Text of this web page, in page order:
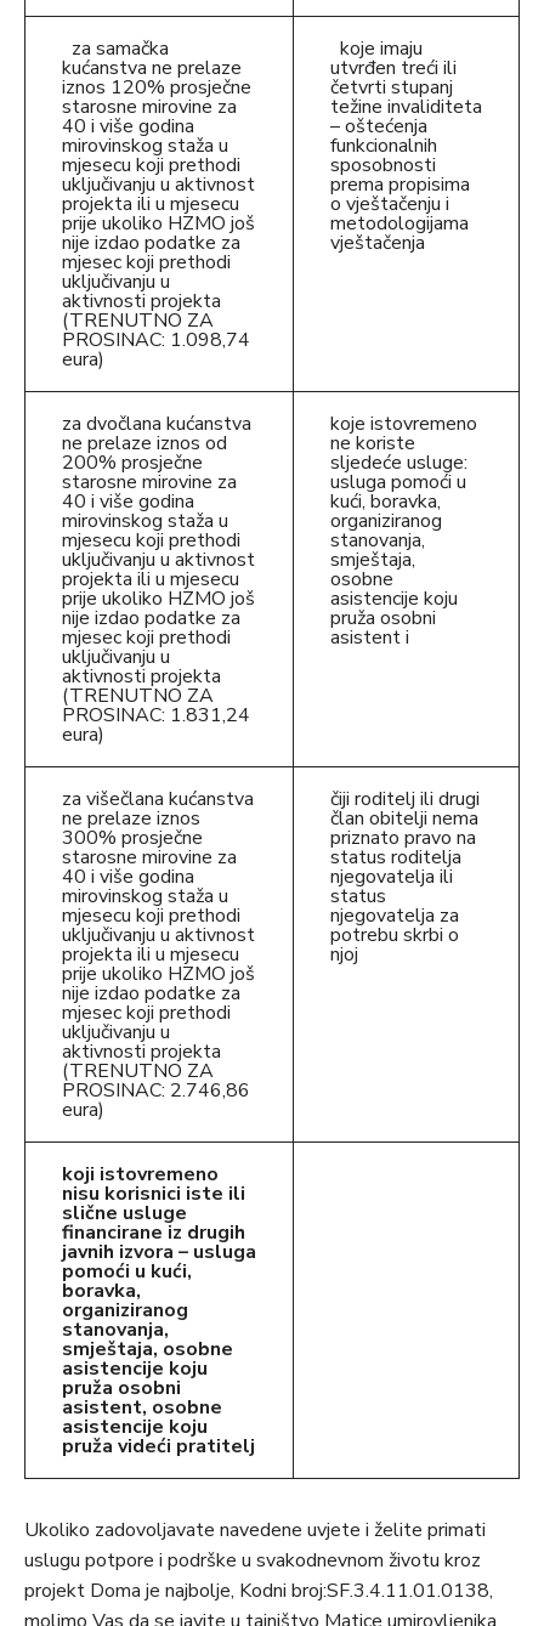
za samačka
kućanstva ne prelaze
iznos 120% prosječne
starosne mirovine za
40 i više godina
mirovinskog staža u
mjesecu koji prethodi
uključivanju u aktivnost
projekta ili u mjesecu
prije ukoliko HZMO još
nije izdao podatke za
mjesec koji prethodi
uključivanju u
aktivnosti projekta
(TRENUTNO ZA
PROSINAC: 1.098,74
eura)
koje imaju
utvrđen treći ili
četvrti stupanj
težine invaliditeta
– oštećenja
funkcionalnih
sposobnosti
prema propisima
o vještačenju i
metodologijama
vještačenja
za dvočlana kućanstva
ne prelaze iznos od
200% prosječne
starosne mirovine za
40 i više godina
mirovinskog staža u
mjesecu koji prethodi
uključivanju u aktivnost
projekta ili u mjesecu
prije ukoliko HZMO još
nije izdao podatke za
mjesec koji prethodi
uključivanju u
aktivnosti projekta
(TRENUTNO ZA
PROSINAC: 1.831,24
eura)
koje istovremeno
ne koriste
sljedeće usluge:
usluga pomoći u
kući, boravka,
organiziranog
stanovanja,
smještaja,
osobne
asistencije koju
pruža osobni
asistent i
za višečlana kućanstva
ne prelaze iznos
300% prosječne
starosne mirovine za
40 i više godina
mirovinskog staža u
mjesecu koji prethodi
uključivanju u aktivnost
projekta ili u mjesecu
prije ukoliko HZMO još
nije izdao podatke za
mjesec koji prethodi
uključivanju u
aktivnosti projekta
(TRENUTNO ZA
PROSINAC: 2.746,86
eura)
čiji roditelj ili drugi
član obitelji nema
priznato pravo na
status roditelja
njegovatelja ili
status
njegovatelja za
potrebu skrbi o
njoj
koji istovremeno
nisu korisnici iste ili
slične usluge
financirane iz drugih
javnih izvora – usluga
pomoći u kući,
boravka,
organiziranog
stanovanja,
smještaja, osobne
asistencije koju
pruža osobni
asistent, osobne
asistencije koju
pruža videći pratitelj
Ukoliko zadovoljavate navedene uvjete i želite primati
uslugu potpore i podrške u svakodnevnom životu kroz
projekt Doma je najbolje, Kodni broj:SF.3.4.11.01.0138,